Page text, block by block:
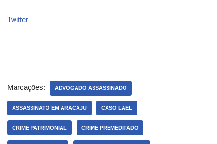
Twitter
Marcações: ADVOGADO ASSASSINADO
ASSASSINATO EM ARACAJU CASO LAEL
CRIME PATRIMONIAL CRIME PREMEDITADO